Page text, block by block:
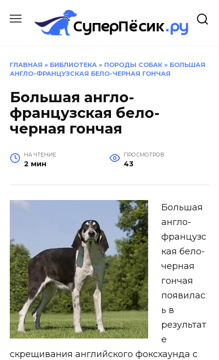
содержанию
ГЛАВНАЯ » БИБЛИОТЕКА » ПОРОДЫ СОБАК » БОЛЬШАЯ
АНГЛО-ФРАНЦУЗСКАЯ БЕЛО-ЧЕРНАЯ ГОНЧАЯ
Большая англо-
французская бело-
черная гончая
НА ЧТЕНИЕ
2 мин
ПРОСМОТРОВ
43
Большая
англо-
французс
кая бело-
черная
гончая
появилас
ь в
результат
е
скрещивания английского фоксхаунда с